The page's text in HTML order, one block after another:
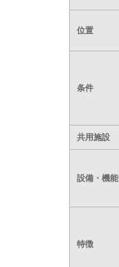
位置
条件
共用施設
設備・機能
特徴